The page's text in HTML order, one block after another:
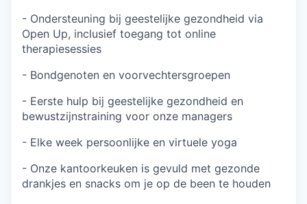
- Ondersteuning bij geestelijke gezondheid via
Open Up, inclusief toegang tot online
therapiesessies
- Bondgenoten en voorvechtersgroepen
- Eerste hulp bij geestelijke gezondheid en
bewustzijnstraining voor onze managers
- Elke week persoonlijke en virtuele yoga
- Onze kantoorkeuken is gevuld met gezonde
drankjes en snacks om je op de been te houden